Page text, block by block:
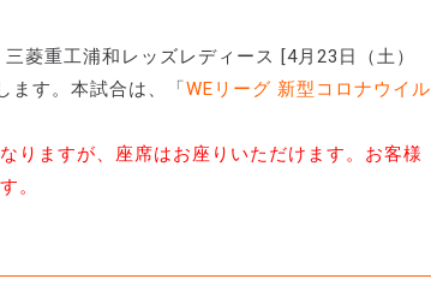
菱重工浦和レッズレディース [4月23日（土）
ます。本試合は、「WEリーグ 新型コロナウイル
りますが、座席はお座りいただけます。お客様
。